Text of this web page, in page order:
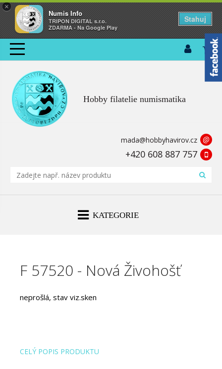
×
Numis Info
TRIPON DIGITAL s.r.o.
ZDARMA - Na Google Play
Stahuj
Hobby filatelie numismatika
mada@hobbyhavirov.cz @
+420 608 887 757
KATEGORIE
F 57520 - Nová Živohošť
neprošlá, stav viz.sken
CELÝ POPIS PRODUKTU